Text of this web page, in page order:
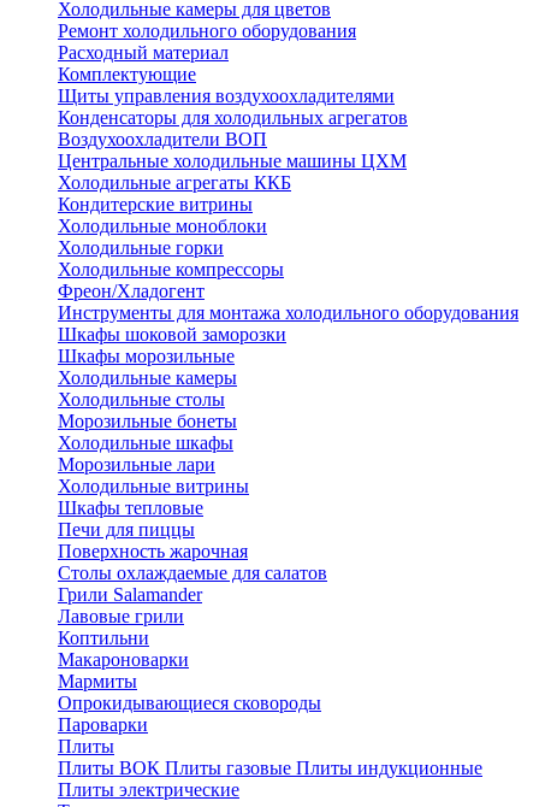
Холодильные камеры для цветов
Ремонт холодильного оборудования
Расходный материал
Комплектующие
Щиты управления воздухоохладителями
Конденсаторы для холодильных агрегатов
Воздухоохладители ВОП
Центральные холодильные машины ЦХМ
Холодильные агрегаты ККБ
Кондитерские витрины
Холодильные моноблоки
Холодильные горки
Холодильные компрессоры
Фреон/Хладогент
Инструменты для монтажа холодильного оборудования
Шкафы шоковой заморозки
Шкафы морозильные
Холодильные камеры
Холодильные столы
Морозильные бонеты
Холодильные шкафы
Морозильные лари
Холодильные витрины
Шкафы тепловые
Печи для пиццы
Поверхность жарочная
Столы охлаждаемые для салатов
Грили Salamander
Лавовые грили
Коптильни
Макароноварки
Мармиты
Опрокидывающиеся сковороды
Пароварки
Плиты
Плиты ВОК Плиты газовые Плиты индукционные
Плиты электричеcкие